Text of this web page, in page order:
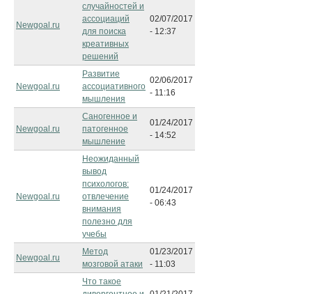
Newgoal.ru
случайностей и
ассоциаций
для поиска
креативных
решений
02/07/2017
- 12:37
Newgoal.ru
Развитие
ассоциативного
мышления
02/06/2017
- 11:16
Newgoal.ru
Саногенное и
патогенное
мышление
01/24/2017
- 14:52
Newgoal.ru
Неожиданный
вывод
психологов:
отвлечение
внимания
полезно для
учебы
01/24/2017
- 06:43
Newgoal.ru
Метод
мозговой атаки
01/23/2017
- 11:03
Что такое